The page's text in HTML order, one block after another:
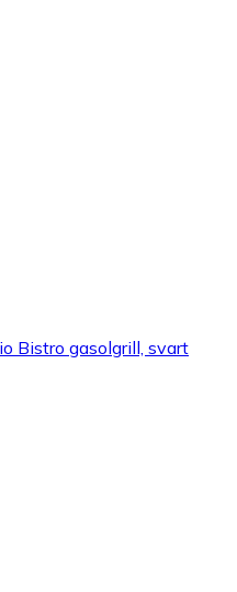
Bistro gasolgrill, svart